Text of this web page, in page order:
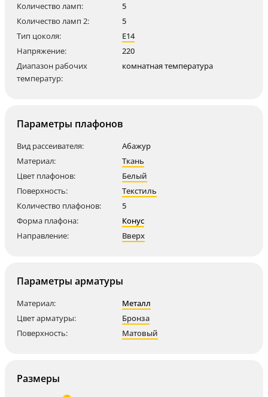
Количество ламп:
5
Количество ламп 2:
5
Тип цоколя:
E14
Напряжение:
220
Диапазон рабочих
температур:
комнатная температура
Параметры плафонов
Вид рассеивателя:
Абажур
Материал:
Ткань
Цвет плафонов:
Белый
Поверхность:
Текстиль
Количество плафонов:
5
Форма плафона:
Конус
Направление:
Вверх
Параметры арматуры
Материал:
Металл
Цвет арматуры:
Бронза
Поверхность:
Матовый
Размеры